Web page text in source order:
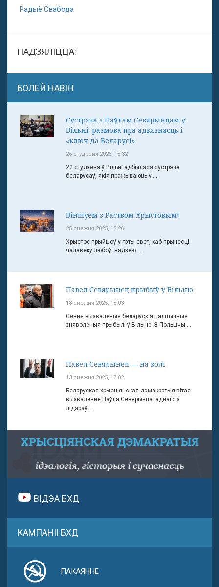
Радыё Свабода
ПАДЗЯЛІЦЦА:
БОЛЕЙ НАВІН
Сустрэча з Паўлам Севярынцам у
Вільні: размова пра адказнасць і
«ключ да Беларусі»
26 студзеня 2026, 18:32
22 студзеня ў Вільні адбылася сустрэча
беларусаў, якія пражываюць у ...
Віншуем з Раством Хрыстовым!
25 снежня 2025, 15:26
Хрыстос прыйшоў у гэты свет, каб прынесці
чалавеку любоў, надзею ...
Павел Севярынец прыбыў у Вільню
18 снежня 2025, 18:03
Сёння вызваленыя беларускія палітычныя
зняволеныя прыбылі ў Вільню. З Польшчы ...
Павел Севярынец — на волі
13 снежня 2025, 17:02
Беларуская хрысціянская дэмакратыя вітае
вызваленне Паўла Севярынца, аднаго з
лідараў ...
ВІДЭА БХД
КАМПАНІІ БХД
ПАКАЯННЕ